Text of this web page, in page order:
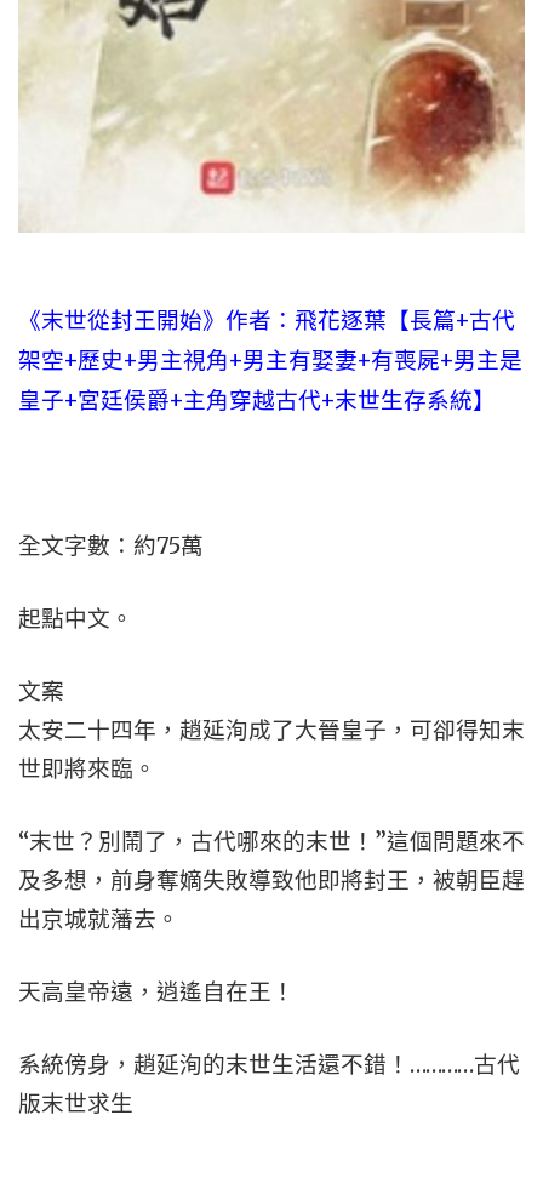
《末世從封王開始》作者：飛花逐葉【長篇+古代
架空+歷史+男主視角+男主有娶妻+有喪屍+男主是
皇子+宮廷侯爵+主角穿越古代+末世生存系統】
全文字數：約75萬
起點中文。
文案
太安二十四年，趙延洵成了大晉皇子，可卻得知末
世即將來臨。
“末世？別鬧了，古代哪來的末世！”這個問題來不
及多想，前身奪嫡失敗導致他即將封王，被朝臣趕
出京城就藩去。
天高皇帝遠，逍遙自在王！
系統傍身，趙延洵的末世生活還不錯！…………古代
版末世求生